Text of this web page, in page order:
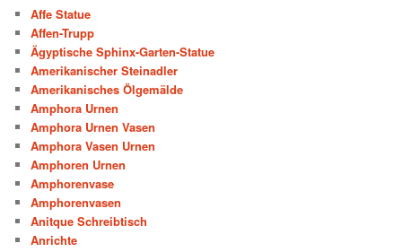
Affe Statue
Affen-Trupp
Ägyptische Sphinx-Garten-Statue
Amerikanischer Steinadler
Amerikanisches Ölgemälde
Amphora Urnen
Amphora Urnen Vasen
Amphora Vasen Urnen
Amphoren Urnen
Amphorenvase
Amphorenvasen
Anitque Schreibtisch
Anrichte